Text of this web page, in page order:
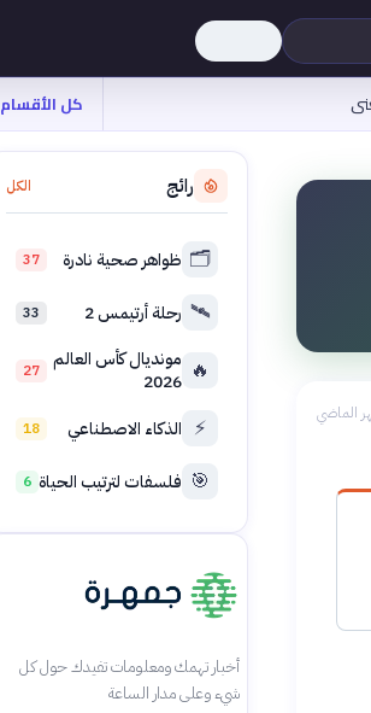
كل الأقسام
الماضي
رائج الكل
🗂️ ظواهر صحية نادرة 37
🛰️ رحلة أرتيمس 2 33
🔥 مونديال كأس العالم
2026
27
⚡ الذكاء الاصطناعي 18
🎯 فلسفات لترتيب الحياة 6
أخبار تهمك ومعلومات تفيدك حول كل
شيء وعلى مدار الساعة